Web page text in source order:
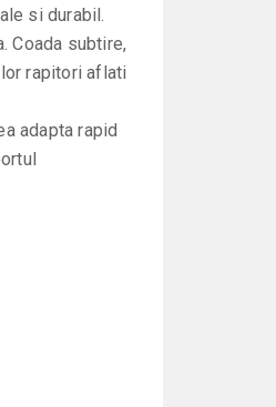
si durabil.
Coada subtire,
rapitori aflati
adapta rapid